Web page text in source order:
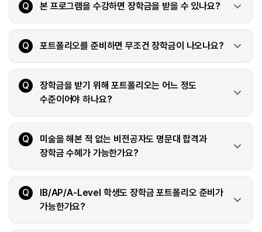
Q 본 프로그램을 수강하면 장학금을 받을 수 있나요?
Q 포트폴리오를 준비하면 무조건 장학금이 나오나요?
Q
장학금을 받기 위해 포트폴리오는 어느 정도
수준이어야 하나요?
Q
미술을 해본 적 없는 비전공자도 명문대 합격과
장학금 수혜가 가능한가요?
Q
IB/AP/A-Level 학생도 장학금 포트폴리오 준비가
가능한가요?